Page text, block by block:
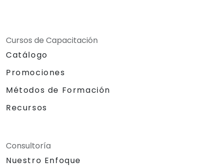
Cursos de Capacitación
Catálogo
Promociones
Métodos de Formación
Recursos
Consultoría
Nuestro Enfoque